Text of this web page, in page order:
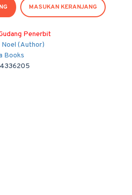
Penerbit
Noel (Author)
Books
MASUKAN KERANJANG